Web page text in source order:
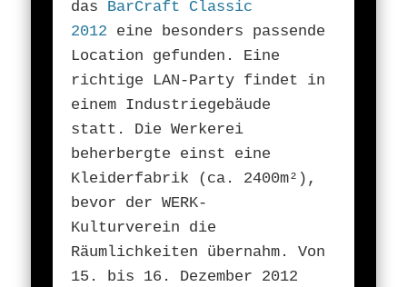
das BarCraft Classic
2012 eine besonders passende
Location gefunden. Eine
richtige LAN-Party findet in
einem Industriegebäude
statt. Die Werkerei
beherbergte einst eine
Kleiderfabrik (ca. 2400m²),
bevor der WERK-
Kulturverein die
Räumlichkeiten übernahm. Von
15. bis 16. Dezember 2012